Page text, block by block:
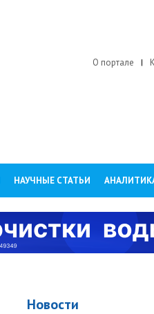
О портале
НАУЧНЫЕ СТАТЬИ
Новости